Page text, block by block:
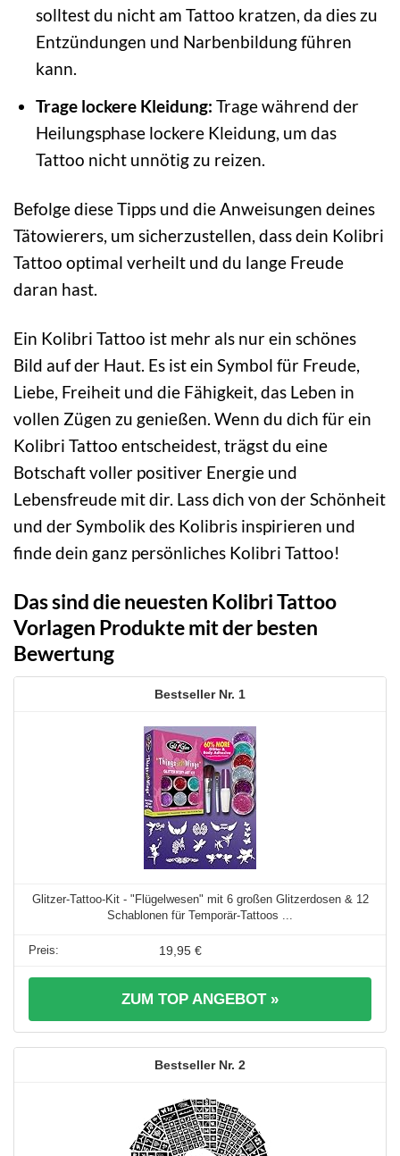
solltest du nicht am Tattoo kratzen, da dies zu
Entzündungen und Narbenbildung führen
kann.
Trage lockere Kleidung: Trage während der
Heilungsphase lockere Kleidung, um das
Tattoo nicht unnötig zu reizen.
Befolge diese Tipps und die Anweisungen deines
Tätowierers, um sicherzustellen, dass dein Kolibri
Tattoo optimal verheilt und du lange Freude
daran hast.
Ein Kolibri Tattoo ist mehr als nur ein schönes
Bild auf der Haut. Es ist ein Symbol für Freude,
Liebe, Freiheit und die Fähigkeit, das Leben in
vollen Zügen zu genießen. Wenn du dich für ein
Kolibri Tattoo entscheidest, trägst du eine
Botschaft voller positiver Energie und
Lebensfreude mit dir. Lass dich von der Schönheit
und der Symbolik des Kolibris inspirieren und
finde dein ganz persönliches Kolibri Tattoo!
Das sind die neuesten Kolibri Tattoo
Vorlagen Produkte mit der besten
Bewertung
1
Glitzer-Tattoo-Kit - "Flügelwesen" mit 6 großen Glitzerdosen & 12
Schablonen für Temporär-Tattoos ...
19,95 €
ZUM TOP ANGEBOT »
2